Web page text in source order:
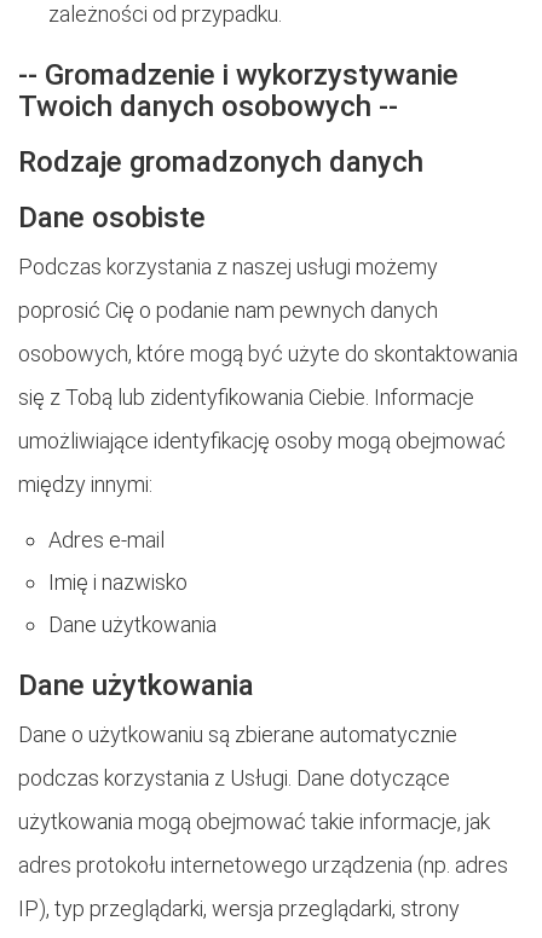
zależności od przypadku.
-- Gromadzenie i wykorzystywanie
Twoich danych osobowych --
Rodzaje gromadzonych danych
Dane osobiste
Podczas korzystania z naszej usługi możemy
poprosić Cię o podanie nam pewnych danych
osobowych, które mogą być użyte do skontaktowania
się z Tobą lub zidentyfikowania Ciebie. Informacje
umożliwiające identyfikację osoby mogą obejmować
między innymi:
Adres e-mail
Imię i nazwisko
Dane użytkowania
Dane użytkowania
Dane o użytkowaniu są zbierane automatycznie
podczas korzystania z Usługi. Dane dotyczące
użytkowania mogą obejmować takie informacje, jak
adres protokołu internetowego urządzenia (np. adres
IP), typ przeglądarki, wersja przeglądarki, strony